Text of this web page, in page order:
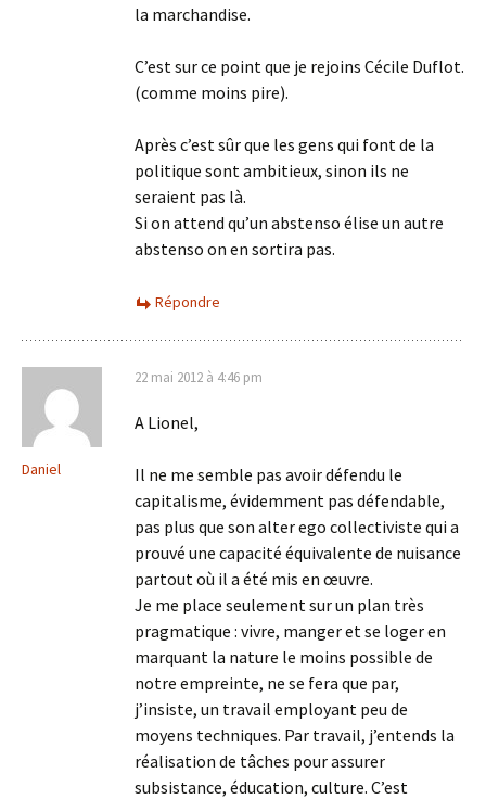
la marchandise.
C’est sur ce point que je rejoins Cécile Duflot.
(comme moins pire).
Après c’est sûr que les gens qui font de la
politique sont ambitieux, sinon ils ne
seraient pas là.
Si on attend qu’un abstenso élise un autre
abstenso on en sortira pas.
Répondre
Daniel
22 mai 2012 à 4:46 pm
A Lionel,
Il ne me semble pas avoir défendu le
capitalisme, évidemment pas défendable,
pas plus que son alter ego collectiviste qui a
prouvé une capacité équivalente de nuisance
partout où il a été mis en œuvre.
Je me place seulement sur un plan très
pragmatique : vivre, manger et se loger en
marquant la nature le moins possible de
notre empreinte, ne se fera que par,
j’insiste, un travail employant peu de
moyens techniques. Par travail, j’entends la
réalisation de tâches pour assurer
subsistance, éducation, culture. C’est